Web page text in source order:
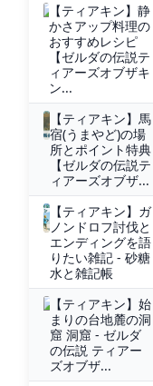
【ティアキン】静
かさアップ料理の
おすすめレシピ
【ゼルダの伝説テ
ィアーズオブザキ
ン...
【ティアキン】馬
宿(うまやど)の場
所とポイント特典
【ゼルダの伝説テ
ィアーズオブザ...
【ティアキン】ガ
ノンドロフ討伐と
エンディングを語
りたい雑記 - 砂糖
水と雑記帳
【ティアキン】始
まりの台地麓の洞
窟 洞窟 - ゼルダ
の伝説 ティアー
ズオブザ...